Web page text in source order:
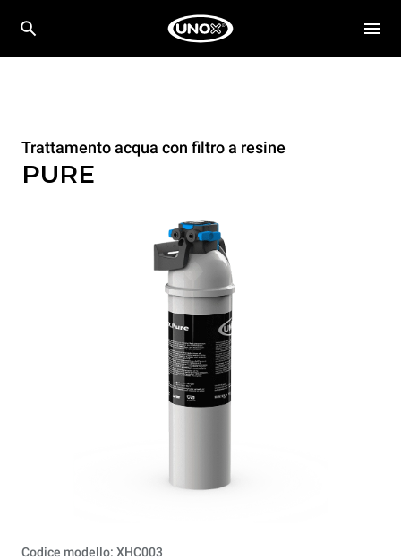
Trattamento acqua con filtro a resine
PURE
Codice modello: XHC003